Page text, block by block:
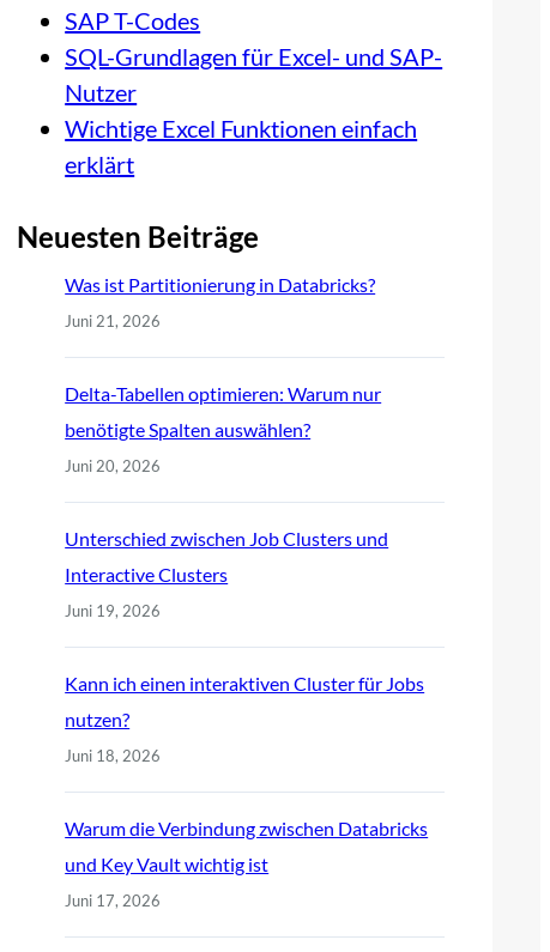
SAP T-Codes
SQL-Grundlagen für Excel- und SAP-
Nutzer
Wichtige Excel Funktionen einfach
erklärt
Neuesten Beiträge
Was ist Partitionierung in Databricks?
Juni 21, 2026
Delta-Tabellen optimieren: Warum nur
benötigte Spalten auswählen?
Juni 20, 2026
Unterschied zwischen Job Clusters und
Interactive Clusters
Juni 19, 2026
Kann ich einen interaktiven Cluster für Jobs
nutzen?
Juni 18, 2026
Warum die Verbindung zwischen Databricks
und Key Vault wichtig ist
Juni 17, 2026